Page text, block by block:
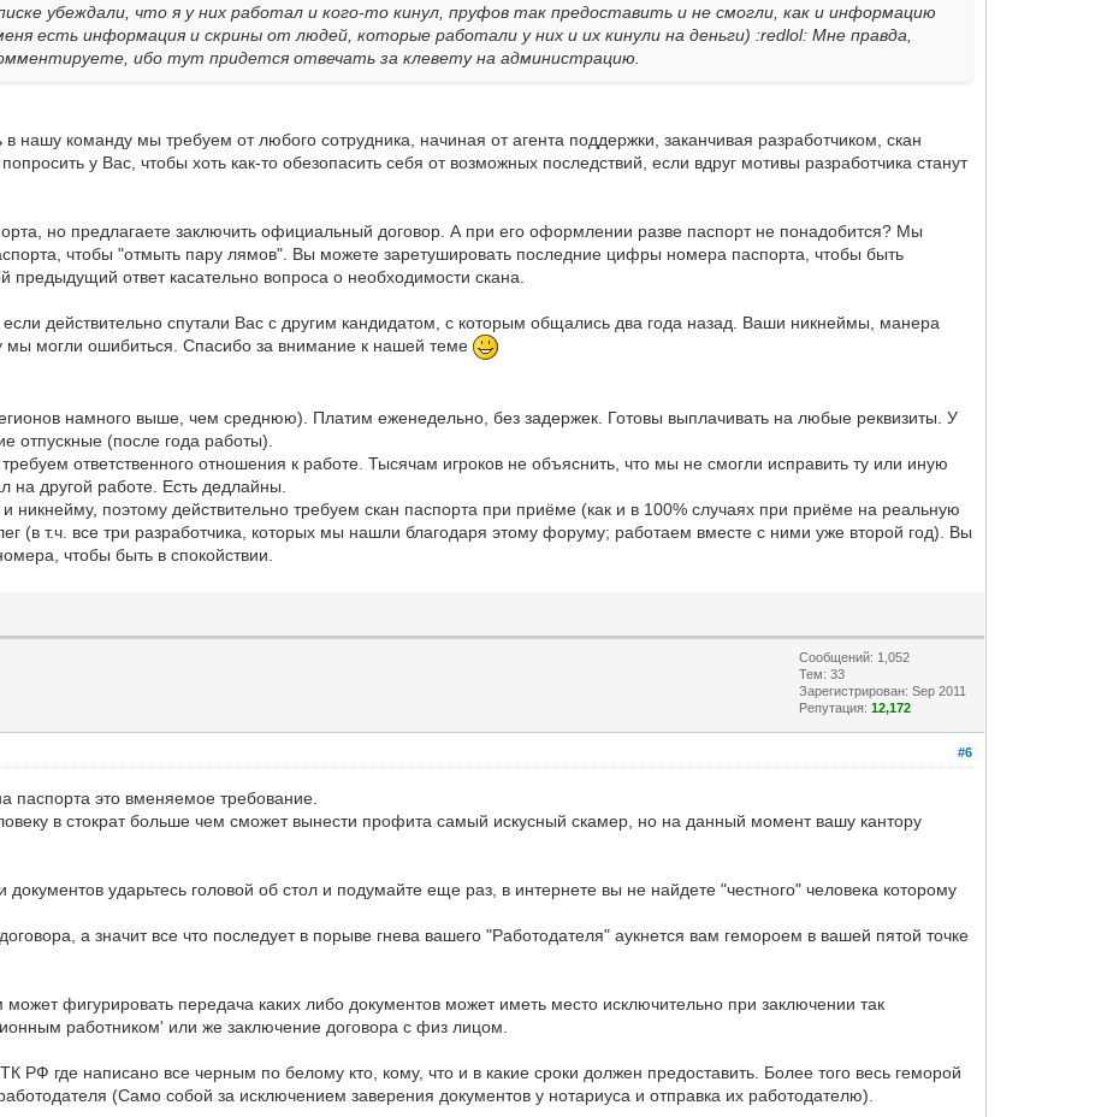
убеждали, что я у них работал и кого-то кинул, пруфов так предоставить и не смогли, как и информацию
есть информация и скрины от людей, которые работали у них и их кинули на деньги) :redlol: Мне правда,
ибо тутпридется отвечать за клевету на администрацию.
нашу команду мы требуем от любого сотрудника, начиная от агента поддержки, заканчивая разработчиком, скан
у Вас, чтобы хоть как-то обезопасить себя от возможных последствий, если вдруг мотивы разработчика станут
но предлагаете заключить официальный договор. А при его оформлении разве паспорт не понадобится? Мы
чтобы "отмыть пару лямов". Вы можете заретушировать последние цифры номера паспорта, чтобы быть
ответ касательно вопроса о необходимости скана.
действительно спутали Вас с другим кандидатом, с которым общались два года назад. Ваши никнеймы, манера
мы могли ошибиться. Спасибо за внимание к нашей теме
намного выше, чем среднюю). Платим еженедельно, без задержек. Готовы выплачивать на любые реквизиты. У
отпускные (после года работы).
ответственного отношения к работе. Тысячам игроков не объяснить, что мы не смогли исправить ту или иную
на другой работе. Есть дедлайны.
никнейму, поэтому действительно требуем скан паспорта при приёме (как и в 100% случаях при приёме на реальную
(в т.ч. все три разработчика, которых мы нашли благодаря этому форуму; работаем вместе с ними уже второй год). Вы
чтобы быть в спокойствии.
Сообщений: 1,052
Тем: 33
Зарегистрирован: Sep 2011
Репутация:12,172
#6
паспорта это вменяемое требование.
в стократ больше чем сможет вынести профита самый искусный скамер, но на данный момент вашу кантору
документов ударьтесь головой об стол и подумайте еще раз, в интернете вы не найдете "честного" человека которому
а значит все что последует в порыве гнева вашего "Работодателя" аукнется вам гемороем в вашей пятой точке
фигурировать передача каких либо документов может иметь место исключительно при заключении так
работником' или же заключение договора с физ лицом.
РФ где написано все черным по белому кто, кому, что и в какие сроки должен предоставить. Более того весь геморой
(Само собой за исключением заверения документов у нотариуса и отправка их работодателю).